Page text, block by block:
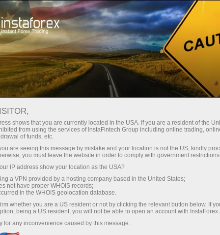
Трейдерів
Графіки Форекс
онлайн
Таблиці специфікацій контрактів із кращими
умовами для торгівлі на фінансових ринках.
Приєднуйтесь до ІнстаФорекс і максимізуйте
свій прибуток вже сьогодні!
shows that you are currently located in the USA. If you are a resident of the
from using the services of InstaFintech Group including online trading,
of funds, etc.
are seeing this message by mistake and your location is not the US, kindly
you must leave the website in order to comply with government
IP address show your location as the USA?
a VPN provided by a hosting company based in the United States;
not have proper WHOIS records;
in the WHOIS geolocation database.
whether you are a US resident or not by clicking the relevant button below. If
being a US resident, you will not be able to open an account with InstaForex
for any inconvenience caused by this message.